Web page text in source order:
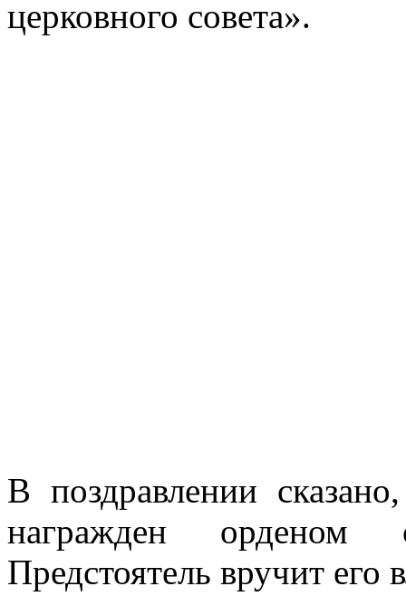
церковного совета».
В поздравлении
награжден орденом
Предстоятель вручит его